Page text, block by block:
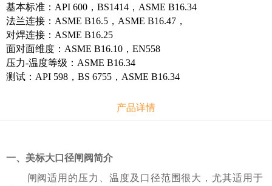
基本标准：API 600，BS1414，ASME B16.34
法兰连接：ASME B16.5，ASME B16.47，
对焊连接：ASME B16.25
面对面维度：ASME B16.10，EN558
压力-温度等级：ASME B16.34
测试：API 598，BS 6755，ASME B16.34
产品详情
一、美标大口径闸阀简介
闸阀适用的压力、温度及口径范围很大，尤其适用于